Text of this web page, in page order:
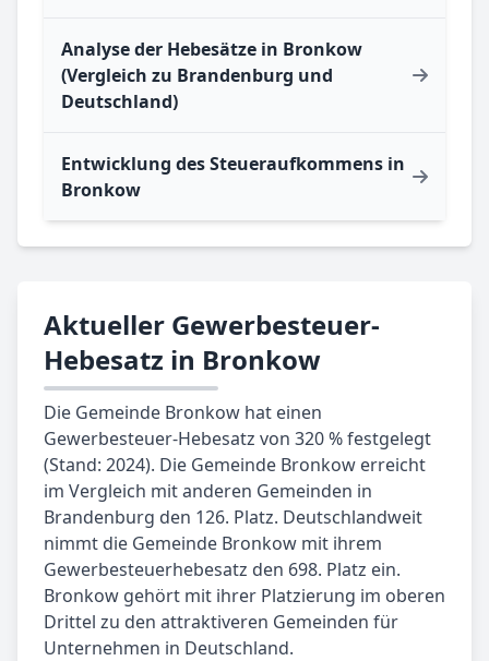
Analyse der Hebesätze in Bronkow
(Vergleich zu Brandenburg und
Deutschland)
Entwicklung des Steueraufkommens in
Bronkow
Aktueller Gewerbesteuer-
Hebesatz in Bronkow
Die Gemeinde Bronkow hat einen
Gewerbesteuer-Hebesatz von 320 % festgelegt
(Stand: 2024). Die Gemeinde Bronkow erreicht
im Vergleich mit anderen Gemeinden in
Brandenburg den 126. Platz. Deutschlandweit
nimmt die Gemeinde Bronkow mit ihrem
Gewerbesteuerhebesatz den 698. Platz ein.
Bronkow gehört mit ihrer Platzierung im oberen
Drittel zu den attraktiveren Gemeinden für
Unternehmen in Deutschland.